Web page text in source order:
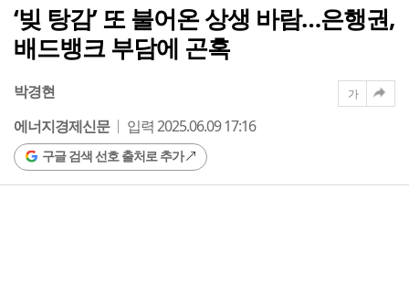
‘빚 탕감’ 또 불어온 상생 바람…은행권,
배드뱅크 부담에 곤혹
박경현
에너지경제신문
입력 2025.06.09 17:16
구글 검색 선호 출처로 추가
가